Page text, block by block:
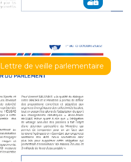
Lettre de veille parlementaire